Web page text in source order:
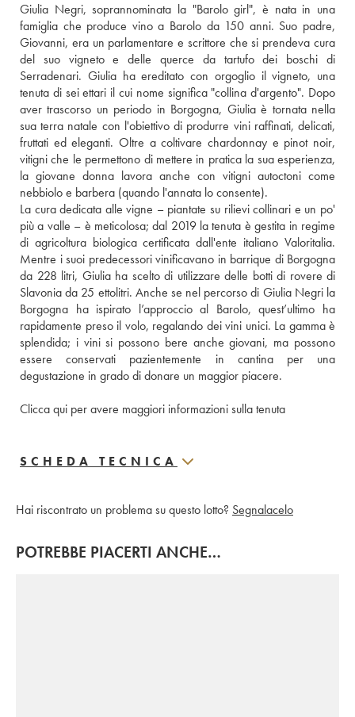
Giulia Negri, soprannominata la "Barolo girl", è nata in una
famiglia che produce vino a Barolo da 150 anni. Suo padre,
Giovanni, era un parlamentare e scrittore che si prendeva cura
del suo vigneto e delle querce da tartufo dei boschi di
Serradenari. Giulia ha ereditato con orgoglio il vigneto, una
tenuta di sei ettari il cui nome significa "collina d'argento". Dopo
aver trascorso un periodo in Borgogna, Giulia è tornata nella
sua terra natale con l'obiettivo di produrre vini raffinati, delicati,
fruttati ed eleganti. Oltre a coltivare chardonnay e pinot noir,
vitigni che le permettono di mettere in pratica la sua esperienza,
la giovane donna lavora anche con vitigni autoctoni come
nebbiolo e barbera (quando l'annata lo consente).
La cura dedicata alle vigne – piantate su rilievi collinari e un po'
più a valle – è meticolosa; dal 2019 la tenuta è gestita in regime
di agricoltura biologica certificata dall'ente italiano Valoritalia.
Mentre i suoi predecessori vinificavano in barrique di Borgogna
da 228 litri, Giulia ha scelto di utilizzare delle botti di rovere di
Slavonia da 25 ettolitri. Anche se nel percorso di Giulia Negri la
Borgogna ha ispirato l’approccio al Barolo, quest’ultimo ha
rapidamente preso il volo, regalando dei vini unici. La gamma è
splendida; i vini si possono bere anche giovani, ma possono
essere conservati pazientemente in cantina per una
degustazione in grado di donare un maggior piacere.
Clicca qui per avere maggiori informazioni sulla tenuta
SCHEDA TECNICA
Hai riscontrato un problema su questo lotto? Segnalacelo
POTREBBE PIACERTI ANCHE…